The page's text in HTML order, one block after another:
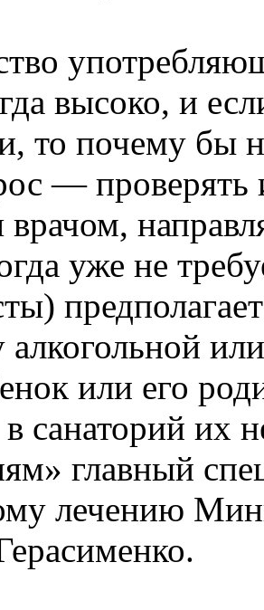
высоко, и
то почему бы
— проверять
врачом,
уже не
алкогольной
или его
санаторий их
главный
лечению